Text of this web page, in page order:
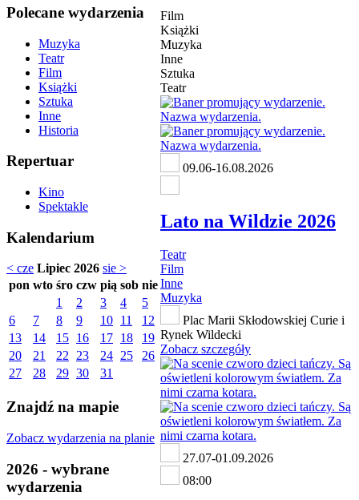
Polecane wydarzenia
Muzyka
Teatr
Film
Książki
Sztuka
Inne
Historia
Repertuar
Kino
Spektakle
Kalendarium
< cze Lipiec 2026 sie >
pon wto śro czw pią sob nie
1
2 3 4
5
6
7 8 9 10 11
12
13
14 15 16 17 18
19
20
21 22 23 24 25
26
27
28 29 30 31
Znajdź na mapie
Zobacz wydarzenia na planie
2026 - wybrane
wydarzenia
Film
Książki
Muzyka
Inne
Sztuka
Teatr
09.06-16.08.2026
Lato na Wildzie 2026
Teatr
Film
Inne
Muzyka
Plac Marii Skłodowskiej Curie i
Rynek Wildecki
Zobacz szczegóły
27.07-01.09.2026
08:00